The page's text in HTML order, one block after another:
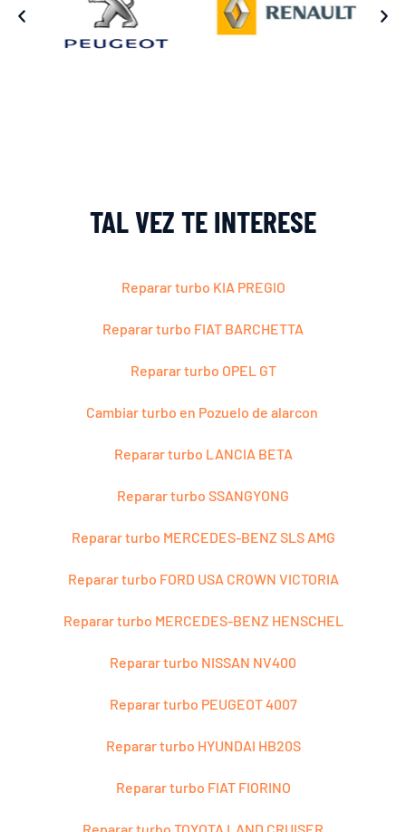
TAL VEZ TE INTERESE
Reparar turbo KIA PREGIO
Reparar turbo FIAT BARCHETTA
Reparar turbo OPEL GT
Cambiar turbo en Pozuelo de alarcon
Reparar turbo LANCIA BETA
Reparar turbo SSANGYONG
Reparar turbo MERCEDES-BENZ SLS AMG
Reparar turbo FORD USA CROWN VICTORIA
Reparar turbo MERCEDES-BENZ HENSCHEL
Reparar turbo NISSAN NV400
Reparar turbo PEUGEOT 4007
Reparar turbo HYUNDAI HB20S
Reparar turbo FIAT FIORINO